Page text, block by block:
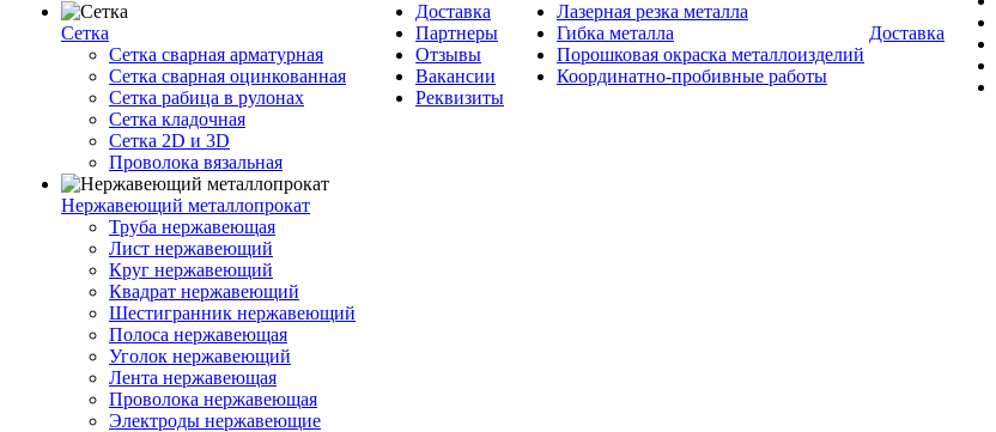
Сетка
Сетка сварная арматурная
Сетка сварная оцинкованная
Сетка рабица в рулонах
Сетка кладочная
Сетка 2D и 3D
Проволока вязальная
Нержавеющий металлопрокат
Труба нержавеющая
Лист нержавеющий
Круг нержавеющий
Квадрат нержавеющий
Шестигранник нержавеющий
Полоса нержавеющая
Уголок нержавеющий
Лента нержавеющая
Проволока нержавеющая
Электроды нержавеющие
Доставка
Партнеры
Отзывы
Вакансии
Реквизиты
Лазерная резка металла
Гибка металла
Порошковая окраска металлоизделий
Координатно-пробивные работы
Доставка